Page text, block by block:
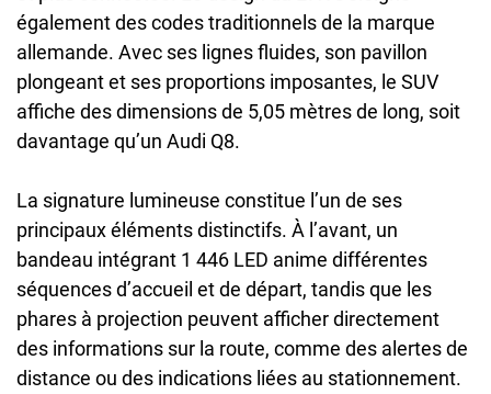
également des codes traditionnels de la marque
allemande. Avec ses lignes fluides, son pavillon
plongeant et ses proportions imposantes, le SUV
affiche des dimensions de 5,05 mètres de long, soit
davantage qu’un Audi Q8.
La signature lumineuse constitue l’un de ses
principaux éléments distinctifs. À l’avant, un
bandeau intégrant 1 446 LED anime différentes
séquences d’accueil et de départ, tandis que les
phares à projection peuvent afficher directement
des informations sur la route, comme des alertes de
distance ou des indications liées au stationnement.